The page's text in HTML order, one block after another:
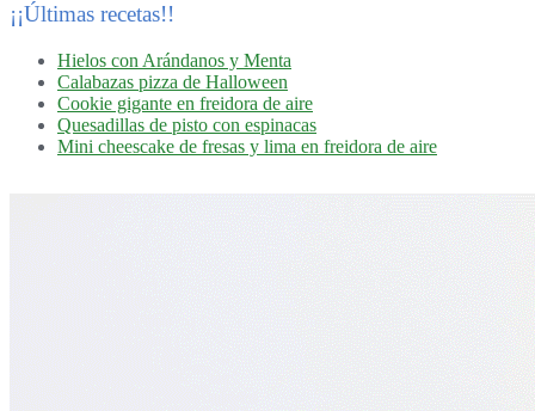
¡¡Últimas recetas!!
Hielos con Arándanos y Menta
Calabazas pizza de Halloween
Cookie gigante en freidora de aire
Quesadillas de pisto con espinacas
Mini cheescake de fresas y lima en freidora de aire